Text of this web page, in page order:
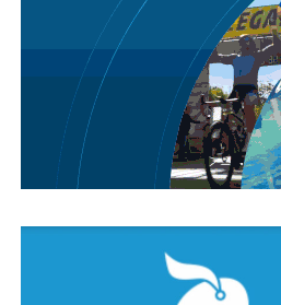
relacionados al Plan
Continúa en estudio.
Proyecto de resolución46147,
legisladora Alejandra Ferrero,
provincial que informe sobre
de riesgo de explosión
instalaciones de la empresa
en la ciudad de Córdoba. Se